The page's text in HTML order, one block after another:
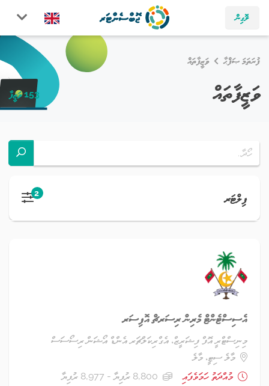
ލޮގިން
ފުރަތަމަ ޞަފްޙާ ވަޒީފާތައް
ވަޒީފާތައް 153 ވަޒީފާ
ފިލްޓަރ 2
އެސިސްޓެންޓް މެރިން ރިސަރޗް އޮފިސަރ
މިނިސްޓްރީ އޮފް ފިޝަރީޒް، އެގްރިކަލްޗަރ އެންޑް އޯޝަން ރިސޯސަސް
މާލެ ސިޓީ، މާލެ
މުއްދަތު ހަމަވެފައި
8,800 ރުފިޔާ - 8,977 ރުފިޔާ